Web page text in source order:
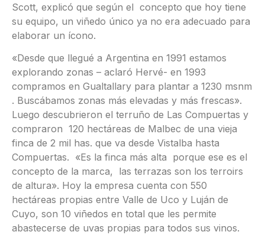
Scott, explicó que según el concepto que hoy tiene
su equipo, un viñedo único ya no era adecuado para
elaborar un ícono.
«Desde que llegué a Argentina en 1991 estamos
explorando zonas – aclaró Hervé- en 1993
compramos en Gualtallary para plantar a 1230 msnm
. Buscábamos zonas más elevadas y más frescas».
Luego descubrieron el terruño de Las Compuertas y
compraron 120 hectáreas de Malbec de una vieja
finca de 2 mil has. que va desde Vistalba hasta
Compuertas. «Es la finca más alta porque ese es el
concepto de la marca, las terrazas son los terroirs
de altura». Hoy la empresa cuenta con 550
hectáreas propias entre Valle de Uco y Luján de
Cuyo, son 10 viñedos en total que les permite
abastecerse de uvas propias para todos sus vinos.